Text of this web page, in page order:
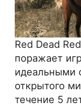
Red Dead
поражает
идеальными
открытого
течение 5